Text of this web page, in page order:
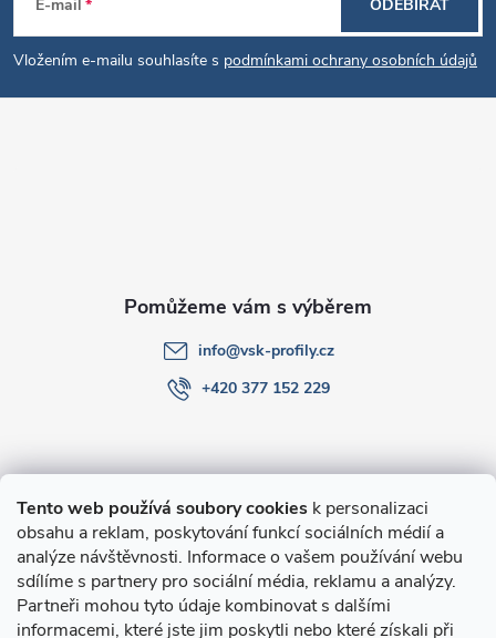
Tento web používá soubory cookies k personalizaci
obsahu a reklam, poskytování funkcí sociálních médií a
analýze návštěvnosti. Informace o vašem používání webu
sdílíme s partnery pro sociální média, reklamu a analýzy.
Partneři mohou tyto údaje kombinovat s dalšími
informacemi, které jste jim poskytli nebo které získali při
á
p
E-mail
Vložením e-mailu souhlasíte s podmínkami ochrany osobních údajů
ODEBÍRAT
O nákupu
Novinky v programu Alusic
info@vsk-profily.cz
+420 377 152 229